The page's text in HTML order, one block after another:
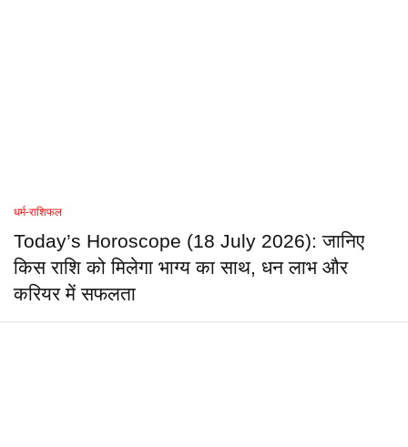
धर्म-राशिफल
Today’s Horoscope (18 July 2026): जानिए
किस राशि को मिलेगा भाग्य का साथ, धन लाभ और
करियर में सफलता